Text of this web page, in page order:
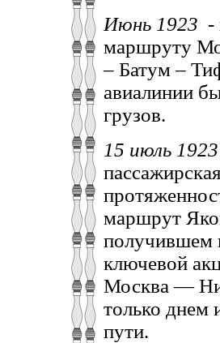
Июнь 1923 -
маршруту
– Батум –
авиалинии
грузов.
15 июль
маршрут
получившем
ключевой
Москва —
только днем
пути.